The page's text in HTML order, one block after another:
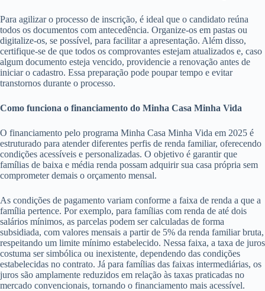
Para agilizar o processo de inscrição, é ideal que o candidato reúna
todos os documentos com antecedência. Organize-os em pastas ou
digitalize-os, se possível, para facilitar a apresentação. Além disso,
certifique-se de que todos os comprovantes estejam atualizados e, caso
algum documento esteja vencido, providencie a renovação antes de
iniciar o cadastro. Essa preparação pode poupar tempo e evitar
transtornos durante o processo.
Como funciona o financiamento do Minha Casa Minha Vida
O financiamento pelo programa Minha Casa Minha Vida em 2025 é
estruturado para atender diferentes perfis de renda familiar, oferecendo
condições acessíveis e personalizadas. O objetivo é garantir que
famílias de baixa e média renda possam adquirir sua casa própria sem
comprometer demais o orçamento mensal.
As condições de pagamento variam conforme a faixa de renda a que a
família pertence. Por exemplo, para famílias com renda de até dois
salários mínimos, as parcelas podem ser calculadas de forma
subsidiada, com valores mensais a partir de 5% da renda familiar bruta,
respeitando um limite mínimo estabelecido. Nessa faixa, a taxa de juros
costuma ser simbólica ou inexistente, dependendo das condições
estabelecidas no contrato. Já para famílias das faixas intermediárias, os
juros são amplamente reduzidos em relação às taxas praticadas no
mercado convencionais, tornando o financiamento mais acessível.